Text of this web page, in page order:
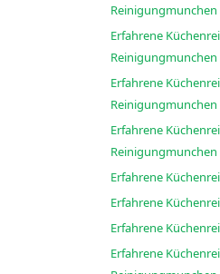
Reinigungmunchen
Erfahrene
Reinigungmunchen
Erfahrene
Reinigungmunchen
Erfahrene
Reinigungmunchen
Erfahrene